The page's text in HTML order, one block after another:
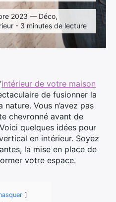
2023 — Déco,
- 3 minutes de lecture
intérieur de votre maison
de fusionner la
Vous n’avez pas
chevronné avant de
quelques idées pour
en intérieur. Soyez
la mise en place de
votre espace.